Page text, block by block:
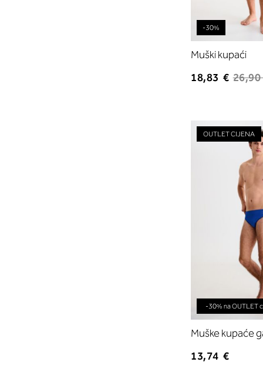
-30%
Muški kupaći
18,83 €
OUTLET CIJENA
-30% na OUTLET
Muške kupaće
13,74 €